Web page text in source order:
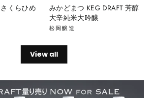
さくらひめ
みかどまつ KEG DRAFT 芳醇
大辛純米大吟醸
松岡醸造
View all